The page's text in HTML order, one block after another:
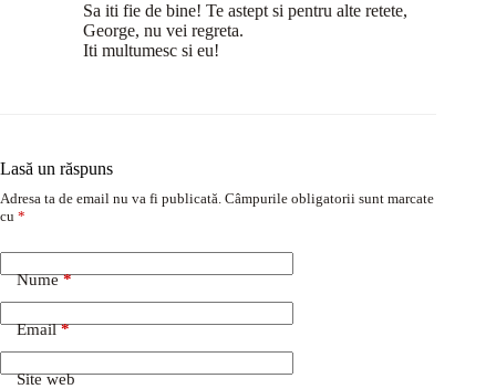
Sa iti fie de bine! Te astept si pentru alte retete,
George, nu vei regreta.
Iti multumesc si eu!
Lasă un răspuns
Adresa ta de email nu va fi publicată. Câmpurile obligatorii sunt marcate
cu *
Nume*
Email*
Site web